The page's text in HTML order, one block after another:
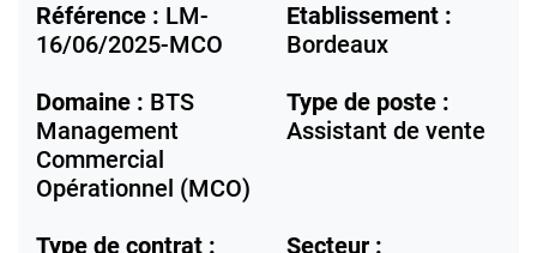
Référence : LM-
16/06/2025-MCO
Etablissement :
Bordeaux
Domaine : BTS
Management
Commercial
Opérationnel (MCO)
Type de poste :
Assistant de vente
Type de contrat :
Secteur :